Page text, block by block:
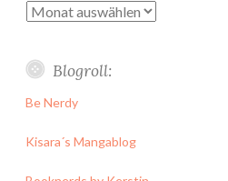
Archiv
Blogroll:
Be Nerdy
Kisara´s Mangablog